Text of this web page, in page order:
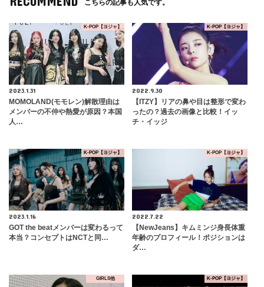
こちらの記事も人気です。
K-POP【ヨジャ】
2023.1.31
MOMOLAND(モモレン)解散理由は
メンバーの不仲や熱愛が原因？本国
人…
K-POP【ヨジャ】
2022.9.30
【ITZY】リアの鼻や目は整形で変わ
ったの？過去の画像と比較！イッ
チ・イッジ
K-POP【ヨジャ】
2023.1.16
GOT the beatメンバーは変わるって
本当？コンセプトはNCTと同…
K-POP【ヨジャ】
2022.7.22
【NewJeans】キムミンジ身長体重
年齢のプロフィール！ポジションは
ダ…
GIRLS他 K-POP【ヨジャ】